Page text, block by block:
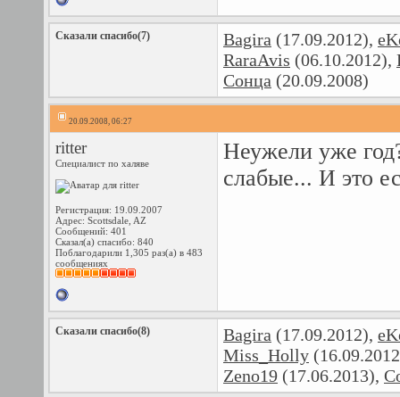
Сказали спасибо(7) Bagira (17.09.2012),
RaraAvis (06.10.2012),
Сонца (20.09.2008)
20.09.2008, 06:27
ritter
Специалист по халяве
Регистрация: 19.09.2007
Адрес: Scottsdale, AZ
Сообщений: 401
Сказал(а) спасибо: 840
Поблагодарили 1,305 раз(а) в 483
сообщениях
Неужели уже
слабые... И это
Сказали спасибо(8) Bagira (17.09.2012),
Miss_Holly
Zeno19 (17.06.2013),